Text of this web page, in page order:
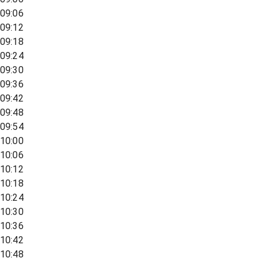
09:06
09:12
09:18
09:24
09:30
09:36
09:42
09:48
09:54
10:00
10:06
10:12
10:18
10:24
10:30
10:36
10:42
10:48